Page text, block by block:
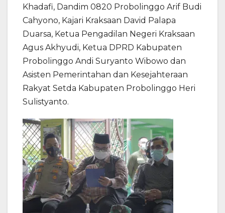
Khadafi, Dandim 0820 Probolinggo Arif Budi
Cahyono, Kajari Kraksaan David Palapa
Duarsa, Ketua Pengadilan Negeri Kraksaan
Agus Akhyudi, Ketua DPRD Kabupaten
Probolinggo Andi Suryanto Wibowo dan
Asisten Pemerintahan dan Kesejahteraan
Rakyat Setda Kabupaten Probolinggo Heri
Sulistyanto.